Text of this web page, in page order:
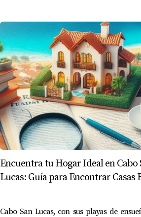
Encuentra tu Hogar Ideal en Cabo
Lucas: Guía para Encontrar Casas
Cabo San Lucas, con sus playas de